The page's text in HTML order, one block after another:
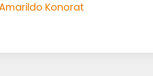
Konorat